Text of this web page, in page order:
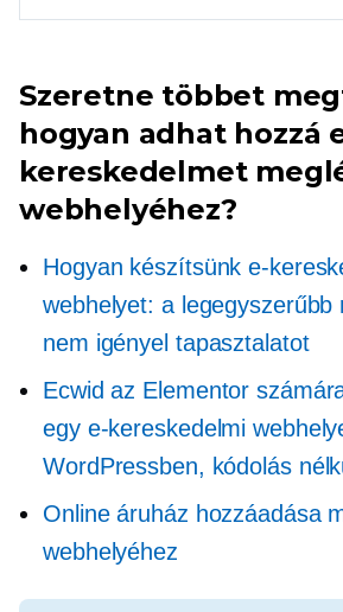
Szeretne többet
hogyan adhat hozzá
kereskedelmet
webhelyéhez?
Hogyan készítsünk e-
webhelyet: a legegyszerűbb
nem igényel tapasztalatot
Ecwid az Elementor
egy e-kereskedelmi
WordPressben, kódolás
Online áruház hozzáadása
webhelyéhez